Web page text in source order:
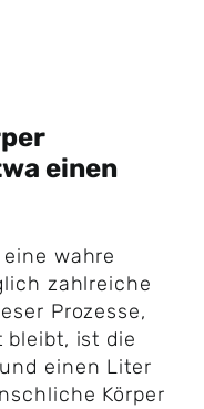
einen
wahre
zahlreiche
Prozesse,
bleibt, ist die
einen Liter
Körper